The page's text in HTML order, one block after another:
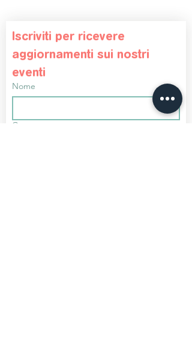
Iscriviti per ricevere
aggiornamenti sui nostri
eventi
Nome
Cognome